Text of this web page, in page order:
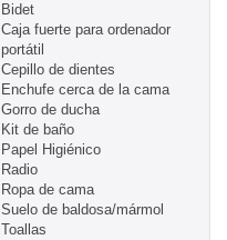
Bidet
Caja fuerte para ordenador
portátil
Cepillo de dientes
Enchufe cerca de la cama
Gorro de ducha
Kit de baño
Papel Higiénico
Radio
Ropa de cama
Suelo de baldosa/mármol
Toallas